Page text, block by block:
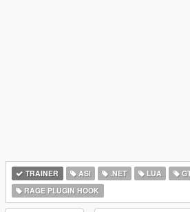
TRAINER ASI .NET LUA
RAGE PLUGIN HOOK